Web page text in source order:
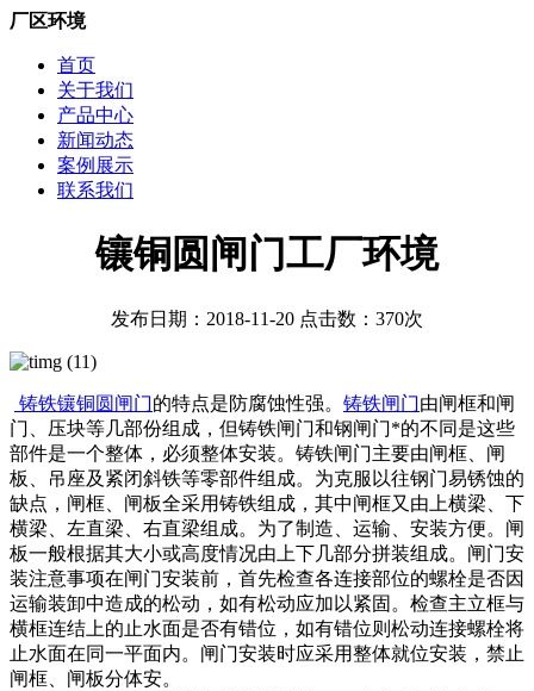
厂区环境
首页
关于我们
产品中心
新闻动态
案例展示
联系我们
镶铜圆闸门工厂环境
发布日期：2018-11-20 点击数：370次
铸铁镶铜圆闸门的特点是防腐蚀性强。 铸铁闸门由闸框和闸
门、压块等几部份组成，但铸铁闸门和钢闸门*的不同是这些
部件是一个整体，必须整体安装。铸铁闸门主要由闸框、闸
板、吊座及紧闭斜铁等零部件组成。为克服以往钢门易锈蚀的
缺点，闸框、闸板全采用铸铁组成，其中闸框又由上横梁、下
横梁、左直梁、右直梁组成。为了制造、运输、安装方便。闸
板一般根据其大小或高度情况由上下几部分拼装组成。闸门安
装注意事项在闸门安装前，首先检查各连接部位的螺栓是否因
运输装卸中造成的松动，如有松动应加以紧固。检查主立框与
横框连结上的止水面是否有错位，如有错位则松动连接螺栓将
止水面在同一平面内。闸门安装时应采用整体就位安装，禁止
闸框、闸板分体安。